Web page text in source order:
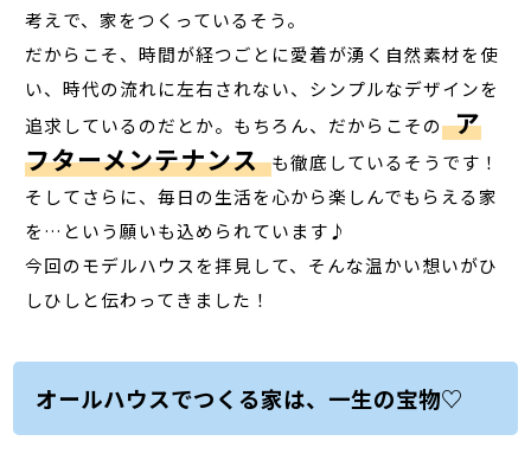
考えで、家をつくっているそう。
だからこそ、時間が経つごとに愛着が湧く自然素材を使
い、時代の流れに左右されない、シンプルなデザインを
追求しているのだとか。もちろん、だからこその ア
フターメンテナンス も徹底しているそうです！
そしてさらに、毎日の生活を心から楽しんでもらえる家
を…という願いも込められています♪
今回のモデルハウスを拝見して、そんな温かい想いがひ
しひしと伝わってきました！
オールハウスでつくる家は、一生の宝物♡